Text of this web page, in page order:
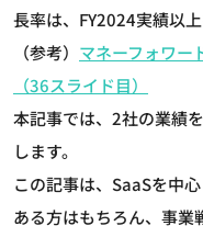
長率は、FY2024実績以
（参考） マネーフォワー
（36スライド目）
本記事では、2社の業績
します。
この記事は、SaaSを中
ある方はもちろん、事業